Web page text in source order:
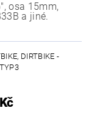
osa 15mm,
a jiné.
DIRTBIKE -